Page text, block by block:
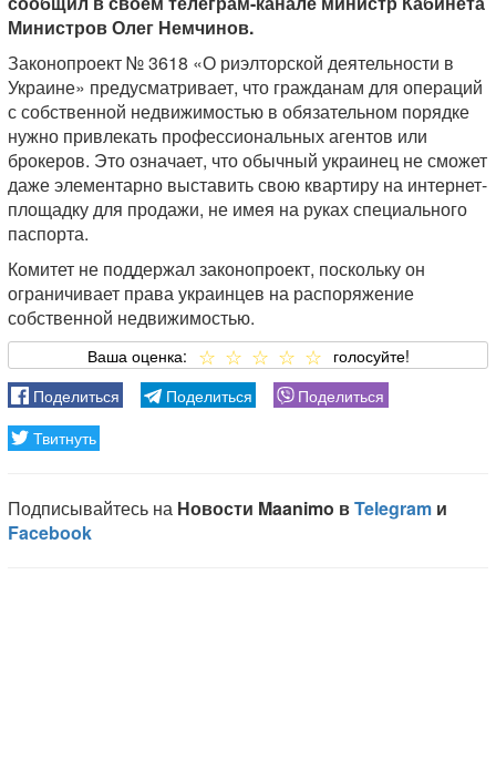
Министров Олег Немчинов.
Законопроект № 3618 «О риэлторской деятельности в
Украине» предусматривает, что гражданам для операций
с собственной недвижимостью в обязательном порядке
нужно привлекать профессиональных агентов или
брокеров. Это означает, что обычный украинец не сможет
даже элементарно выставить свою квартиру на интернет-
площадку для продажи, не имея на руках специального
паспорта.
Комитет не поддержал законопроект, поскольку он
ограничивает права украинцев на распоряжение
собственной недвижимостью.